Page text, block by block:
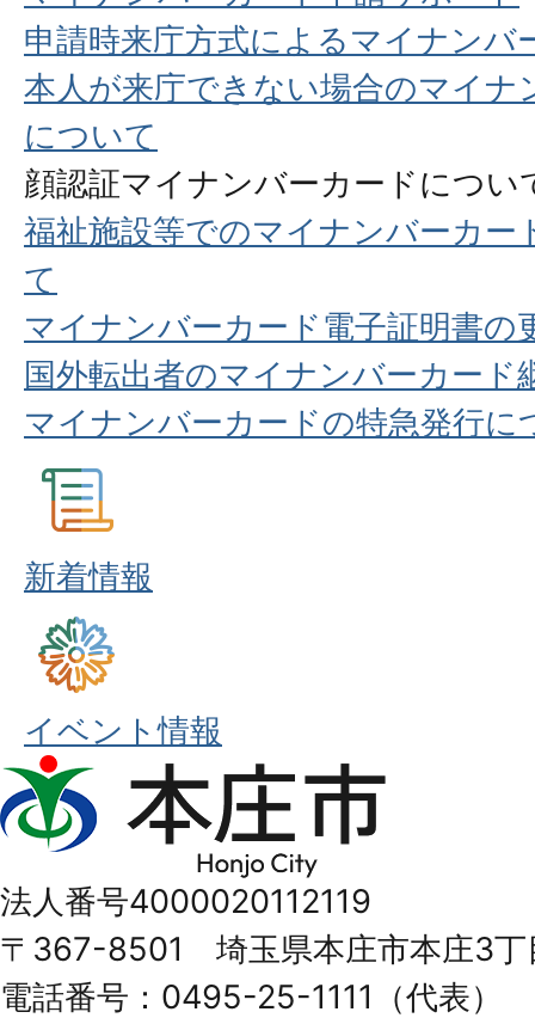
申請時来庁方式によるマイナンバ
本人が来庁できない場合のマイナ
について
顔認証マイナンバーカードについ
福祉施設等でのマイナンバーカー
て
マイナンバーカード電子証明書の
国外転出者のマイナンバーカード
マイナンバーカードの特急発行に
新着情報
イベント情報
本
庄
Honjo
City
法人番号4000020112119
〒367-8501 埼玉県本庄市本庄3丁
電話番号：0495-25-1111（代表）